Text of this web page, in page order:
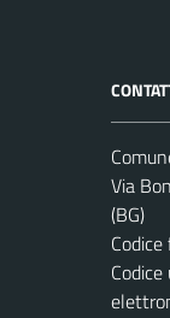
Via
(BG)